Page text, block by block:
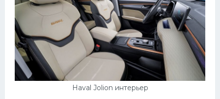
Haval Jolion интерьер